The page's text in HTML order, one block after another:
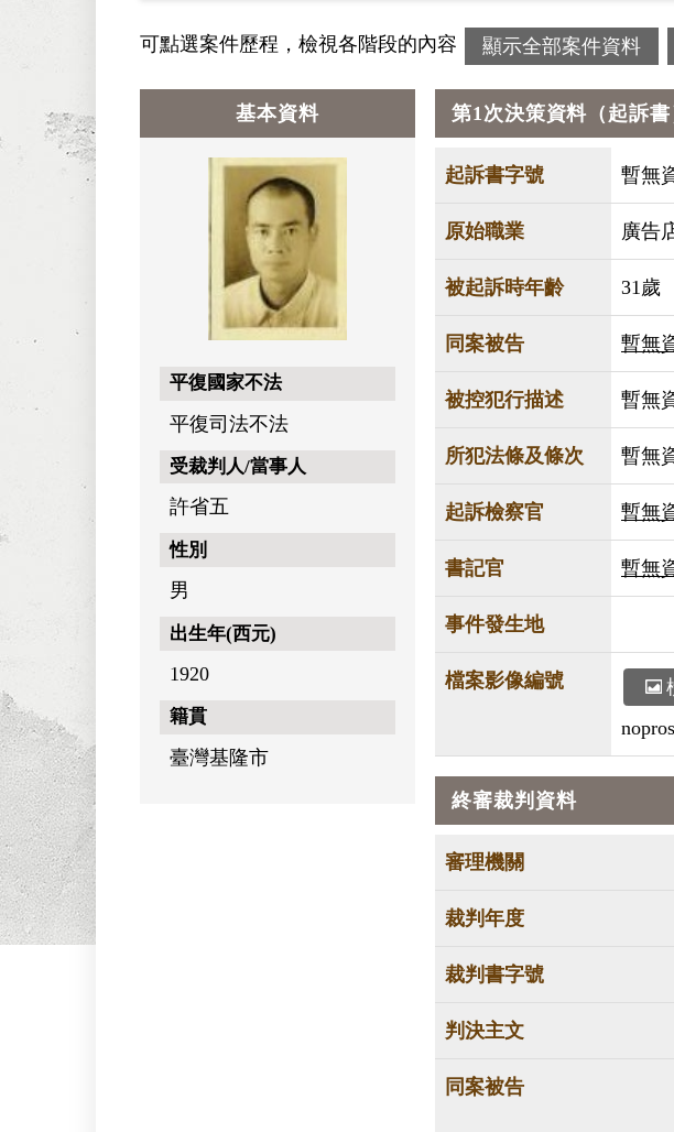
可點選案件歷程，檢視各階段的內容 顯示全部案件資料
基本資料
平復國家不法
平復司法不法
受裁判人/當事人
許省五
性別
男
出生年(西元)
1920
籍貫
臺灣基隆市
第1次決策資料（起訴書
起訴書字號 暫無
原始職業 廣告
被起訴時年齡 31歲
同案被告 暫無
被控犯行描述 暫無
所犯法條及條次 暫無
起訴檢察官 暫無
書記官 暫無
事件發生地
檔案影像編號
終審裁判資料
審理機關
裁判年度
裁判書字號
判決主文
同案被告